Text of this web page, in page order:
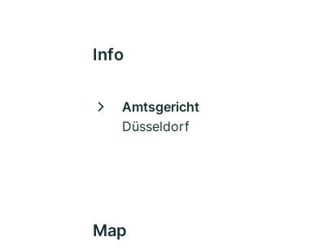
Info
Amtsgericht
Düsseldorf
Map